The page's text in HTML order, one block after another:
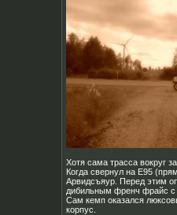
Хотя сама трасса вокруг
Когда свернул на Е95
Арвидсъяур. Перед этим
дибильным френч фрайс с
Сам кемп оказался
корпус.